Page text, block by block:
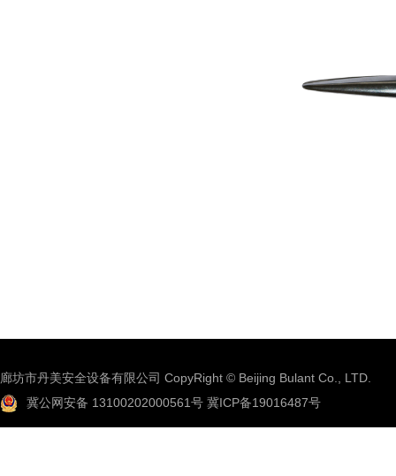
廊坊市丹美安全设备有限公司 CopyRight © Beijing Bulant Co., LTD.
冀公网安备 13100202000561号 冀ICP备19016487号